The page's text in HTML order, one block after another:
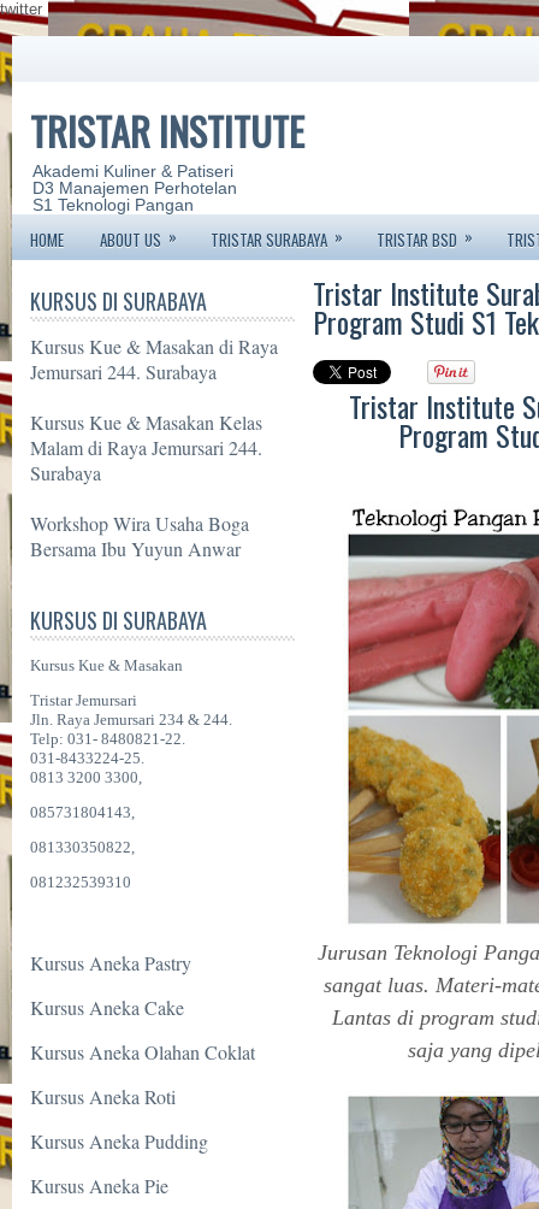
twitter
TRISTAR INSTITUTE
Akademi Kuliner & Patiseri
D3 Manajemen Perhotelan
S1 Teknologi Pangan
HOME ABOUT US » TRISTAR SURABAYA » TRISTAR BSD »
KURSUS DI SURABAYA
Kursus Kue & Masakan di Raya
Jemursari 244. Surabaya
Kursus Kue & Masakan Kelas
Malam di Raya Jemursari 244.
Surabaya
Workshop Wira Usaha Boga
Bersama Ibu Yuyun Anwar
KURSUS DI SURABAYA
Kursus Kue & Masakan
Tristar Jemursari
Jln. Raya Jemursari 234 & 244.
Telp: 031- 8480821-22.
031-8433224-25.
0813 3200 3300,
085731804143,
081330350822,
081232539310
Kursus Aneka Pastry
Kursus Aneka Cake
Kursus Aneka Olahan Coklat
Kursus Aneka Roti
Kursus Aneka Pudding
Kursus Aneka Pie
Tristar Institute
Program Studi S1
Tristar Institute
Program
Jurusan Teknologi
sangat luas. Materi-
Lantas di program
saja yang